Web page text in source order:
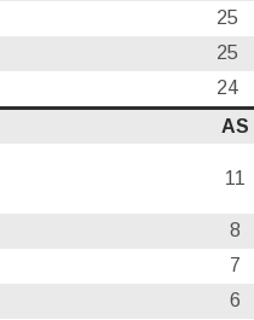
25
25
24
AS
11
8
7
6